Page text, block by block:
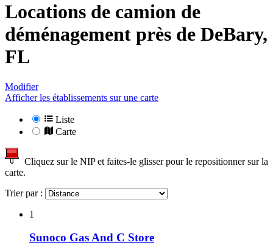
Locations de camion de
déménagement près de DeBary,
FL
Modifier
Afficher les établissements sur une carte
Liste
Carte
Cliquez sur le NIP et faites-le glisser pour le repositionner sur la
carte.
Trier par :
1
Sunoco Gas And C Store